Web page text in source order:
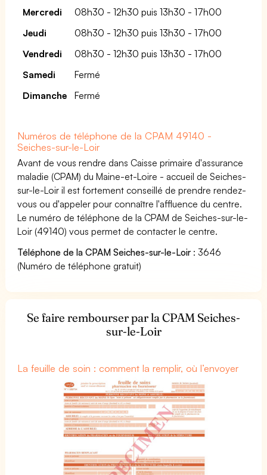
Mercredi
08h30 - 12h30 puis 13h30 - 17h00
Jeudi
08h30 - 12h30 puis 13h30 - 17h00
Vendredi
08h30 - 12h30 puis 13h30 - 17h00
Samedi
Fermé
Dimanche
Fermé
Numéros de téléphone de la CPAM 49140 -
Seiches-sur-le-Loir
Avant de vous rendre dans Caisse primaire d'assurance
maladie (CPAM) du Maine-et-Loire - accueil de Seiches-
sur-le-Loir il est fortement conseillé de prendre rendez-
vous ou d'appeler pour connaître l'affluence du centre.
Le numéro de téléphone de la CPAM de Seiches-sur-le-
Loir (49140) vous permet de contacter le centre.
Téléphone de la CPAM Seiches-sur-le-Loir : 3646
(Numéro de téléphone gratuit)
Se faire rembourser par la CPAM Seiches-
sur-le-Loir
La feuille de soin : comment la remplir, où l’envoyer